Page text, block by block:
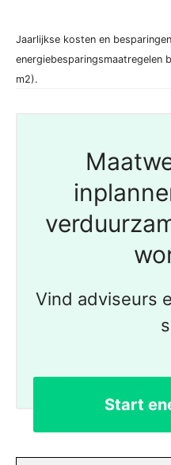
Jaarlijkse kosten en
energiebesparingsmaatregelen
m2).
Vind adviseurs
Start